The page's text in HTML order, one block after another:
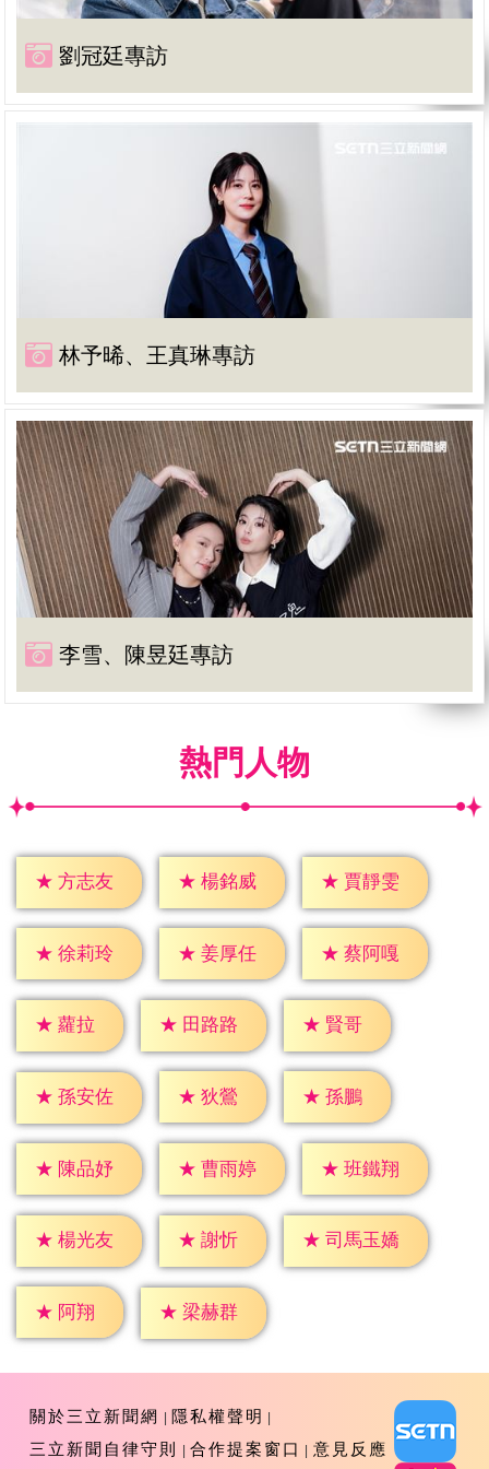
劉冠廷專訪
林予晞、王真琳專訪
李雪、陳昱廷專訪
熱門人物
★ 方志友 ★ 楊銘威 ★ 賈靜雯
★ 徐莉玲 ★ 姜厚任 ★ 蔡阿嘎
★ 蘿拉 ★ 田路路 ★ 賢哥
★ 孫安佐 ★ 狄鶯 ★ 孫鵬
★ 陳品妤 ★ 曹雨婷 ★ 班鐵翔
★ 楊光友 ★ 謝忻 ★ 司馬玉嬌
★ 阿翔 ★ 梁赫群
關於三立新聞網
隱私權聲明
三立新聞自律守則
合作提案窗口 意見反應